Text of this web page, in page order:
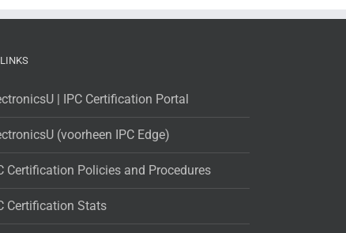
| IPC Certification Portal
(voorheen IPC Edge)
Certification Policies and Procedures
Certification Stats